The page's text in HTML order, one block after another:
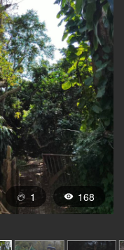
1 168